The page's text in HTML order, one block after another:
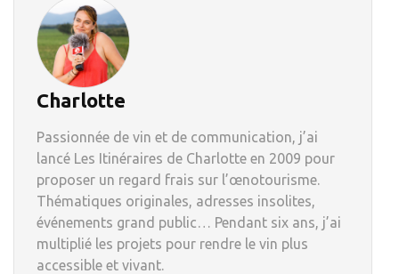
Charlotte
Passionnée de vin et de communication, j’ai
lancé Les Itinéraires de Charlotte en 2009 pour
proposer un regard frais sur l’œnotourisme.
Thématiques originales, adresses insolites,
événements grand public… Pendant six ans, j’ai
multiplié les projets pour rendre le vin plus
accessible et vivant.